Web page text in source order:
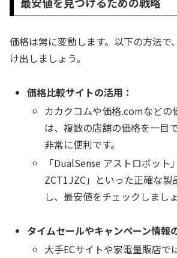
価格は常に変動します。以下の方法で
け出しましょう。
価格比較サイトの活用：
カカクコムや価格.comなどの
は、複数の店舗の価格を一目
非常に便利です。
「DualSense アストロボット
ZCT1JZC」といった正確な製
し、最安値をチェックしましょ
タイムセールやキャンペーン情報
大手ECサイトや家電量販店で